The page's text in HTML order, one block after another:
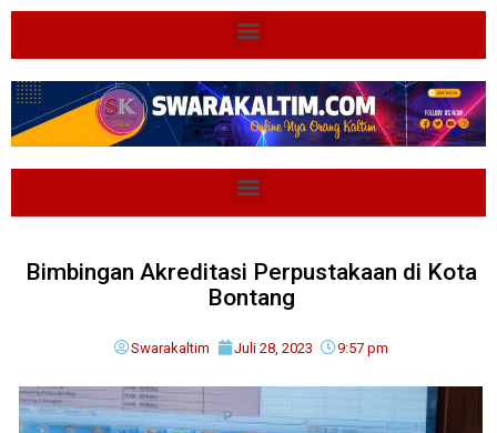
Bimbingan Akreditasi Perpustakaan di Kota
Bontang
Swarakaltim Juli 28, 2023 9:57 pm